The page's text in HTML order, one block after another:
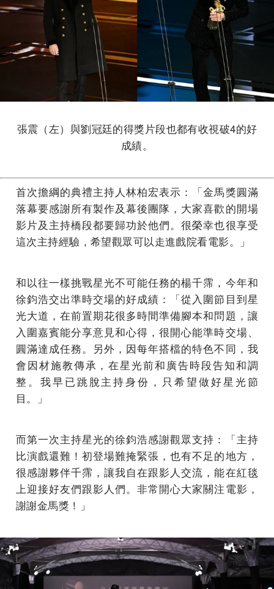
張震（左）與劉冠廷的得獎片段也都有收視破4的好
成績。
首次擔綱的典禮主持人林柏宏表示：「金馬獎圓滿
落幕要感謝所有製作及幕後團隊，大家喜歡的開場
影片及主持橋段都要歸功於他們。很榮幸也很享受
這次主持經驗，希望觀眾可以走進戲院看電影。」
和以往一樣挑戰星光不可能任務的楊千霈，今年和
徐鈞浩交出準時交場的好成績：「從入圍節目到星
光大道，在前置期花很多時間準備腳本和問題，讓
入圍嘉賓能分享意見和心得，很開心能準時交場、
圓滿達成任務。另外，因每年搭檔的特色不同，我
會因材施教傳承，在星光前和廣告時段告知和調
整。我早已跳脫主持身份，只希望做好星光節
目。」
而第一次主持星光的徐鈞浩感謝觀眾支持：「主持
比演戲還難！初登場難掩緊張，也有不足的地方，
很感謝夥伴千霈，讓我自在跟影人交流，能在紅毯
上迎接好友們跟影人們。非常開心大家關注電影，
謝謝金馬獎！」